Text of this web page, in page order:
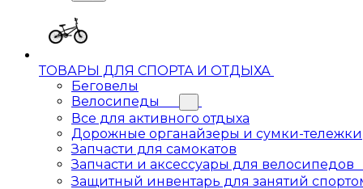
ТОВАРЫ ДЛЯ СПОРТА И ОТДЫХА
Беговелы
Велосипеды
Все для активного отдыха
Дорожные органайзеры и сумки-тележки
Запчасти для самокатов
Запчасти и аксессуары для велосипедов
Защитный инвентарь для занятий